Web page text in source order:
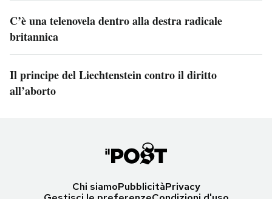
C’è una telenovela dentro alla destra radicale
britannica
Il principe del Liechtenstein contro il diritto
all’aborto
Chi siamoPubblicitàPrivacy